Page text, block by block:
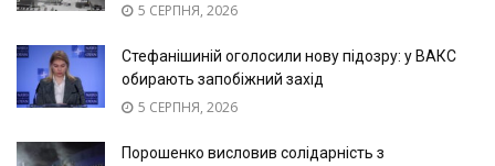
5 СЕРПНЯ, 2026
Стефанішиній оголосили нову підозру: у ВАКС
обирають запобіжний захід
5 СЕРПНЯ, 2026
Порошенко висловив солідарність з